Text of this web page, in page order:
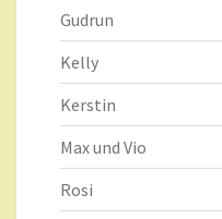
Gudrun
Kelly
Kerstin
Max und Vio
Rosi